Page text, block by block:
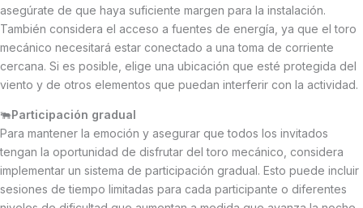
asegúrate de que haya suficiente margen para la instalación.
También considera el acceso a fuentes de energía, ya que el toro
mecánico necesitará estar conectado a una toma de corriente
cercana. Si es posible, elige una ubicación que esté protegida del
viento y de otros elementos que puedan interferir con la actividad.
🐃Participación gradual
Para mantener la emoción y asegurar que todos los invitados
tengan la oportunidad de disfrutar del toro mecánico, considera
implementar un sistema de participación gradual. Esto puede incluir
sesiones de tiempo limitadas para cada participante o diferentes